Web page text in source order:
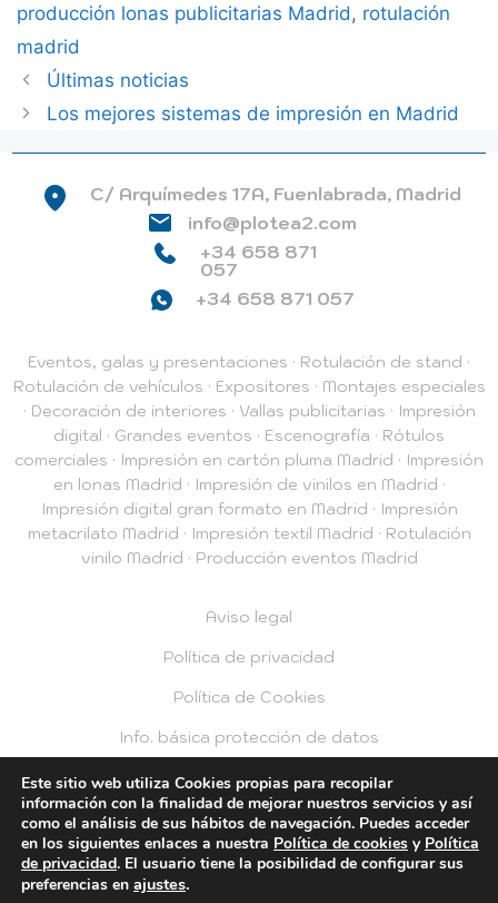
producción lonas publicitarias Madrid , rotulación
madrid
Últimas noticias
Los mejores sistemas de impresión en Madrid
C/ Arquímedes 17A, Fuenlabrada, Madrid
info@plotea2.com
+34 658 871
057
+34 658 871 057
Eventos, galas y presentaciones · Rotulación de stand ·
Rotulación de vehículos · Expositores · Montajes especiales
· Decoración de interiores · Vallas publicitarias · Impresión
digital · Grandes eventos · Escenografía · Rótulos
comerciales · Impresión en cartón pluma Madrid · Impresión
en lonas Madrid · Impresión de vinilos en Madrid ·
Impresión digital gran formato en Madrid · Impresión
metacrilato Madrid · Impresión textil Madrid · Rotulación
vinilo Madrid · Producción eventos Madrid
© 2026 Plotea2
Aviso legal
Política de privacidad
Política de Cookies
Info. básica protección de datos
Privacidad RRSS
Este sitio web utiliza Cookies propias para recopilar
información con la finalidad de mejorar nuestros servicios y así
como el análisis de sus hábitos de navegación. Puedes acceder
en los siguientes enlaces a nuestra Política de cookies y Política
de privacidad. El usuario tiene la posibilidad de configurar sus
preferencias en ajustes.